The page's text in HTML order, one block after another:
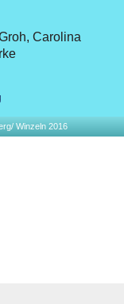
Carolina
Winzeln 2016